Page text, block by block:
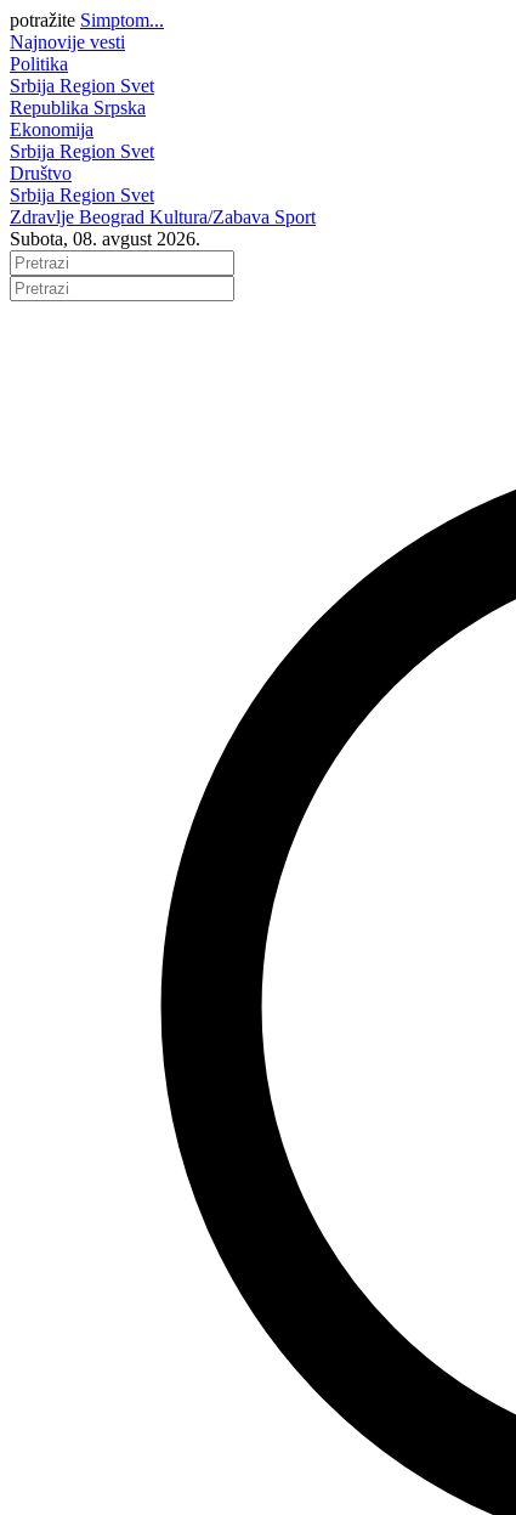
potražite Simptom...
Najnovije vesti
Politika
Srbija Region Svet
Republika Srpska
Ekonomija
Srbija Region Svet
Društvo
Srbija Region Svet
Zdravlje Beograd Kultura/Zabava Sport
Subota, 08. avgust 2026.